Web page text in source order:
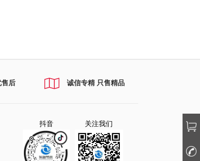
售后 诚信专精 只售精品
抖音 关注我们